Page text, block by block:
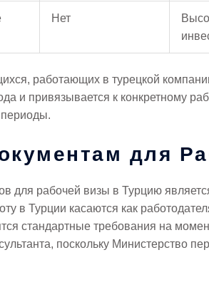
Нет
работающих в турецкой
и привязывается к конкретному
периоды.
для
для рабочей визы в Турцию
в Турции касаются как
стандартные требования на
поскольку Министерство